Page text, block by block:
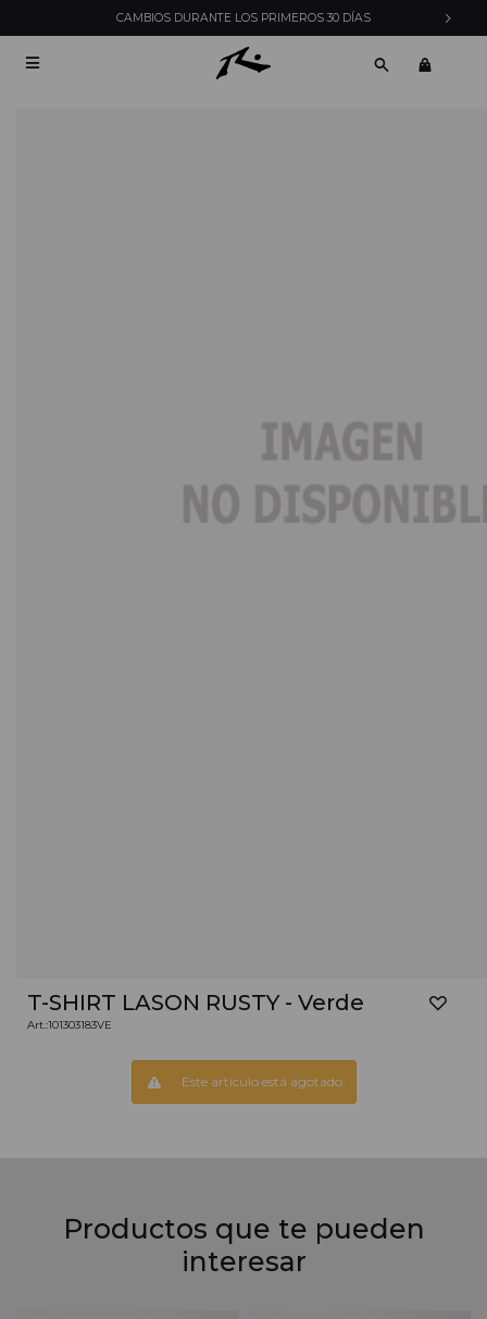
CAMBIOS DURANTE LOS PRIMEROS 30 DÍAS

T-SHIRT LASON RUSTY - Verde
101303183VE
Este artículo está agotado.
Productos que te pueden
interesar